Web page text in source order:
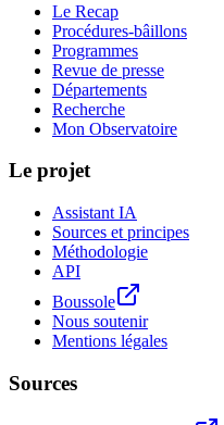
Le Recap
Procédures-bâillons
Programmes
Revue de presse
Départements
Recherche
Mon Observatoire
Le projet
Assistant IA
Sources et principes
Méthodologie
API
Boussole
Nous soutenir
Mentions légales
Sources